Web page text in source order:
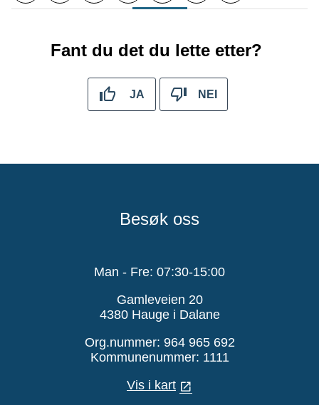
Legg til hendelsen i din kalender
Skriv utDel på Facebook
Del på Twitter
Fant du det du lette etter?
JA NEI
Besøk oss
Man - Fre: 07:30-15:00
Gamleveien 20
4380 Hauge i Dalane
Org.nummer: 964 965 692
Kommunenummer: 1111
Vis i kart